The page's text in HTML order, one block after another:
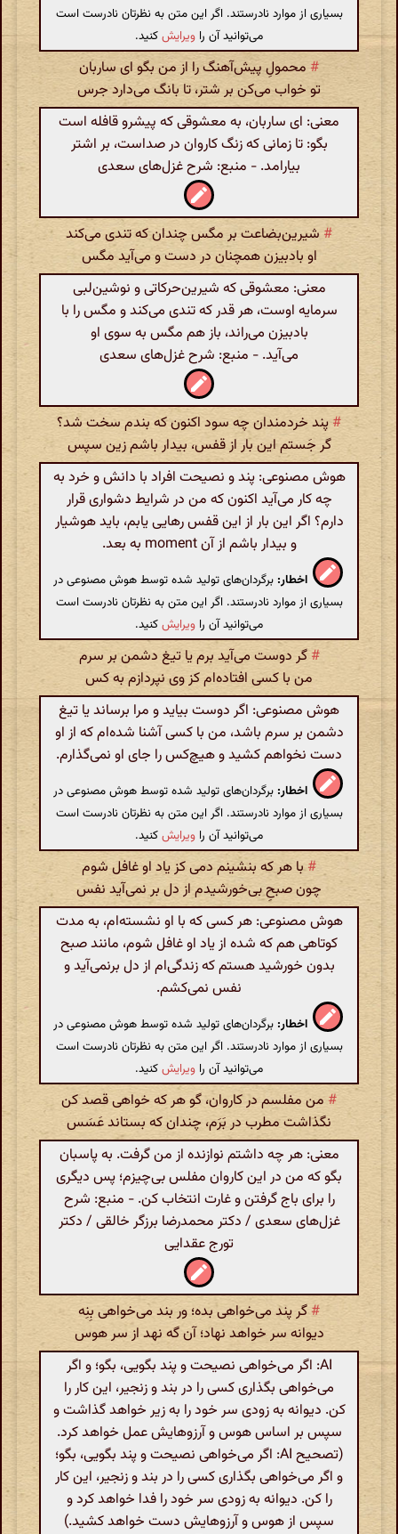
بسیاری از موارد نادرستند. اگر این متن به نظرتان نادرست است
می‌توانید آن را ویرایشکنید.
#محمولِ پیش‌آهنگ را از من بگو ای ساربان
تو خواب می‌کن بر شتر، تا بانگ می‌دارد جرس
معنی: ای ساربان، به معشوقی که پیشرو قافله است
بگو: تا زمانی که زنگ کاروان در صداست، بر اشتر
بیارامد. - منبع: شرح غزل‌های سعدی
# شیرین‌بضاعت بر مگس چندان که تندی می‌کند
او بادبیزن همچنان در دست و می‌آید مگس
معنی: معشوقی که شیرین‌حرکاتی و نوشین‌لبی
سرمایه اوست، هر قدر که تندی می‌کند و مگس را با
بادبیزن می‌راند، باز هم مگس به سوی او
می‌آید. - منبع: شرح غزل‌های سعدی
# پند خردمندان چه سود اکنون که بندم سخت شد؟
گر جَستم این بار از قفس، بیدار باشم زین سپس
هوش مصنوعی: پند و نصیحت افراد با دانش و خرد به
چه کار می‌آید اکنون که من در شرایط دشواری قرار
دارم؟ اگر این بار از این قفس رهایی یابم، باید هوشیار
و بیدار باشم از آن moment به بعد.
اخطار: برگردان‌های تولید شده توسط هوش مصنوعی در
بسیاری از موارد نادرستند. اگر این متن به نظرتان نادرست است
می‌توانید آن را ویرایشکنید.
# گر دوست می‌آید برم یا تیغ دشمن بر سرم
من با کسی افتاده‌ام کز وی نپردازم به کس
هوش مصنوعی: اگر دوست بیاید و مرا برساند یا تیغ
دشمن بر سرم باشد، من با کسی آشنا شده‌ام که از او
دست نخواهم کشید و هیچ‌کس را جای او نمی‌گذارم.
اخطار: برگردان‌های تولید شده توسط هوش مصنوعی در
بسیاری از موارد نادرستند. اگر این متن به نظرتان نادرست است
می‌توانید آن را ویرایشکنید.
#با هر که بنشینم دمی کز یاد او غافل شوم
چون صبحِ بی‌خورشیدم از دل بر نمی‌آید نفس
هوش مصنوعی: هر کسی که با او نشسته‌ام، به مدت
کوتاهی هم که شده از یاد او غافل شوم، مانند صبح
بدون خورشید هستم که زندگی‌ام از دل برنمی‌آید و
نفس نمی‌کشم.
اخطار: برگردان‌های تولید شده توسط هوش مصنوعی در
بسیاری از موارد نادرستند. اگر این متن به نظرتان نادرست است
می‌توانید آن را ویرایشکنید.
# من مفلسم در کاروان، گو هر که خواهی قصد کن
نگذاشت مطرب در بَرَم، چندان که بستاند عَسَس
معنی: هر چه داشتم نوازنده از من گرفت. به پاسبان
بگو که من در این کاروان مفلس بی‌چیزم؛ پس دیگری
را برای باج گرفتن و غارت انتخاب کن. - منبع: شرح
غزل‌های سعدی / دکتر محمدرضا برزگر خالقی / دکتر
تورج عقدایی
# گر پند می‌خواهی بده؛ ور بند می‌خواهی بِنِه
دیوانه سر خواهد نهاد؛ آن گه نهد از سر هوس
AI: اگر می‌خواهی نصیحت و پند بگویی، بگو؛ و اگر
می‌خواهی بگذاری کسی را در بند و زنجیر، این کار را
کن. دیوانه به زودی سر خود را به زیر خواهد گذاشت و
سپس بر اساس هوس و آرزوهایش عمل خواهد کرد.
(تصحیح AI: اگر می‌خواهی نصیحت و پند بگویی، بگو؛
و اگر می‌خواهی بگذاری کسی را در بند و زنجیر، این کار
را کن. دیوانه به زودی سر خود را فدا خواهد کرد و
سپس از هوس و آرزوهایش دست خواهد کشید.)